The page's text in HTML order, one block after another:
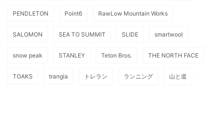
PENDLETON Point6 RawLow Mountain Works
SALOMON SEA TO SUMMIT SLIDE smartwool
snow peak STANLEY Teton Bros. THE NORTH FACE
TOAKS trangia トレラン ランニング 山と道